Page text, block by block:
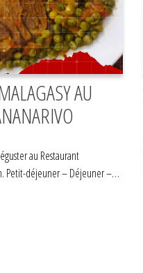
AU
au Restaurant
Petit-déjeuner – Déjeuner –…